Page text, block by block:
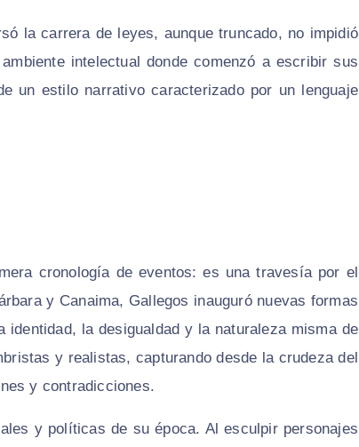
la carrera de leyes, aunque truncado, no impidió
intelectual donde comenzó a escribir sus
un estilo narrativo caracterizado por un lenguaje
cronología de eventos: es una travesía por el
y Canaima, Gallegos inauguró nuevas formas
la desigualdad y la naturaleza misma de
y realistas, capturando desde la crudeza del
y contradicciones.
y políticas de su época. Al esculpir personajes